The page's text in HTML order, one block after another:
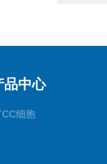
品中心
细胞